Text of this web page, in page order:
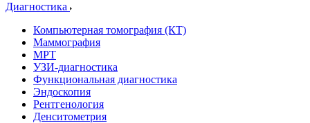
Диагностика
Компьютерная томография (КТ)
Маммография
МРТ
УЗИ-диагностика
Функциональная диагностика
Эндоскопия
Рентгенология
Денситометрия